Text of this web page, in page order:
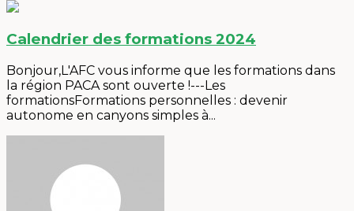
Calendrier des formations 2024
Bonjour,L'AFC vous informe que les formations dans
la région PACA sont ouverte !---Les
formationsFormations personnelles : devenir
autonome en canyons simples à...